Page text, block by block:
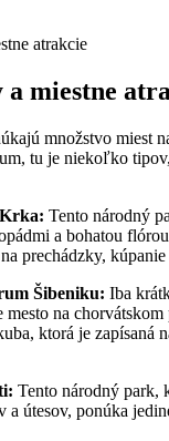
miestne
množstvo miest
tu je niekoľko
Tento národný
a bohatou
prechádzky,
Šibeniku: Iba
mesto na
ktorá je zapísaná
Tento národný park,
a útesov, ponúka